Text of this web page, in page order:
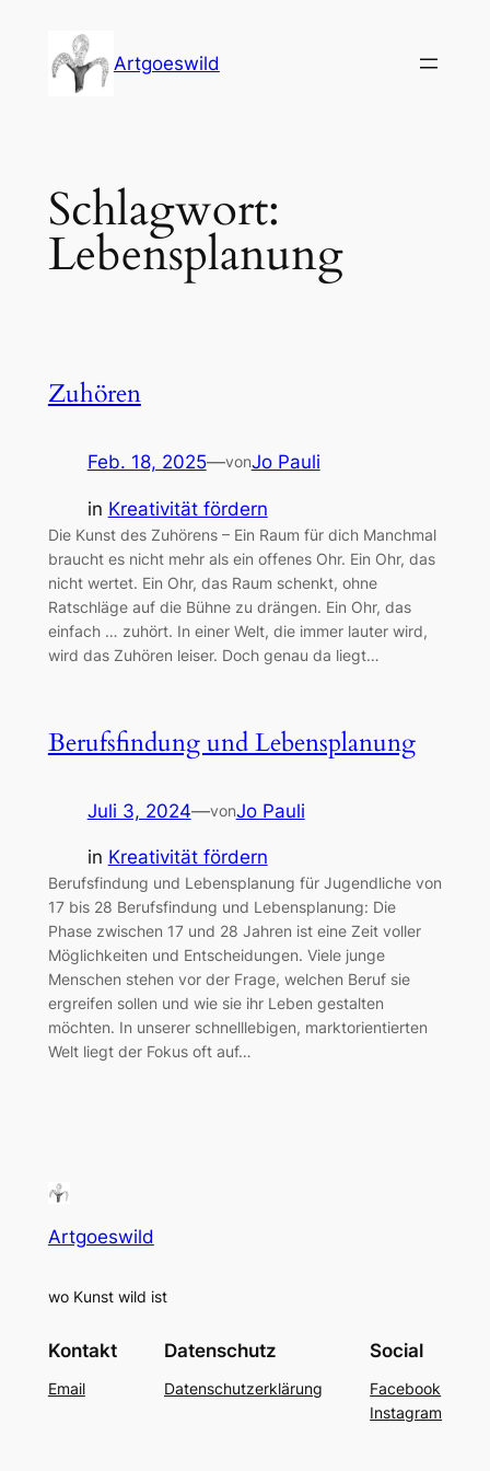
springen
Artgoeswild
Schlagwort:
Lebensplanung
Zuhören
Feb. 18, 2025—vonJo Pauli
in Kreativität fördern
Die Kunst des Zuhörens – Ein Raum für dich Manchmal
braucht es nicht mehr als ein offenes Ohr. Ein Ohr, das
nicht wertet. Ein Ohr, das Raum schenkt, ohne
Ratschläge auf die Bühne zu drängen. Ein Ohr, das
einfach … zuhört. In einer Welt, die immer lauter wird,
wird das Zuhören leiser. Doch genau da liegt…
Berufsfindung und Lebensplanung
Juli 3, 2024—vonJo Pauli
in Kreativität fördern
Berufsfindung und Lebensplanung für Jugendliche von
17 bis 28 Berufsfindung und Lebensplanung: Die
Phase zwischen 17 und 28 Jahren ist eine Zeit voller
Möglichkeiten und Entscheidungen. Viele junge
Menschen stehen vor der Frage, welchen Beruf sie
ergreifen sollen und wie sie ihr Leben gestalten
möchten. In unserer schnelllebigen, marktorientierten
Welt liegt der Fokus oft auf…
Artgoeswild
wo Kunst wild ist
Kontakt
Email
Datenschutz
Datenschutzerklärung
Social
Facebook
Instagram